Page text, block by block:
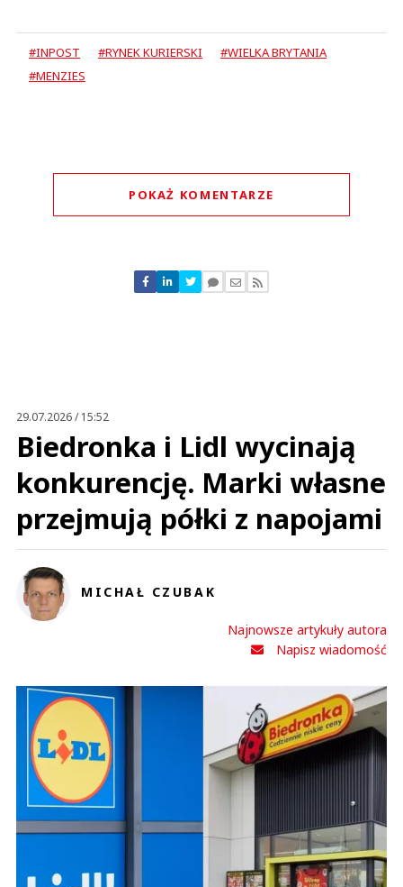
#INPOST #RYNEK KURIERSKI
#WIELKA BRYTANIA
#MENZIES
POKAŻ KOMENTARZE
Nie znaleziono komentarzy
Zostaw swoje komentarze
29.07.2026 / 15:52
Biedronka i Lidl wycinają
konkurencję. Marki własne
przejmują półki z napojami
MICHAŁ CZUBAK
Najnowsze artykuły autora
Napisz wiadomość